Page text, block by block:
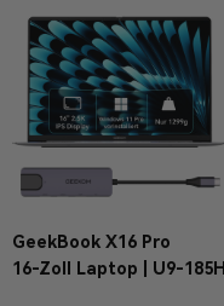
GeekBook X16 Pro
16-Zoll Laptop | U9-185H